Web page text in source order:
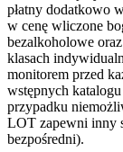
płatny dodatkowo
w cenę wliczone
bezalkoholowe
klasach
monitorem przed
wstępnych
przypadku
LOT zapewni inny
bezpośredni).